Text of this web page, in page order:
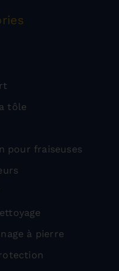
tôle
pour fraiseuses
à pierre